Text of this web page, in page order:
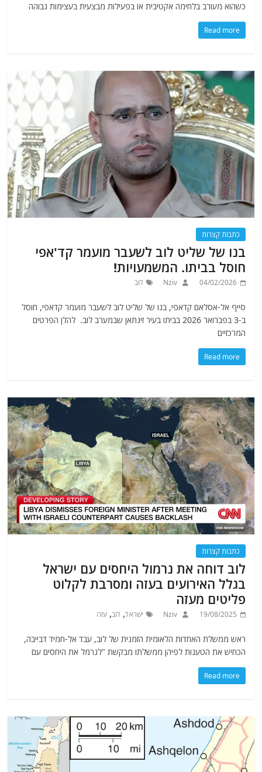
כשהוא מעורב בלחימה אקטיבית או בפעילות מבצעית בעצימות גבוהה
Read more
כתבות קצרות
בנו של שליט לוב לשעבר מועמר קד'אפי
חוסל בביתו. המשמעויות!
04/02/2026
Nziv לוב
סייף אל-אסלאם קדאפי, בנו של שליט לוב לשעבר מועמר קדאפי, חוסל
ב-3 בפברואר 2026 בביתו בעיר זינתאן שבמערב לוב. להלן הפרטים
המרכזיים
Read more
כתבות קצרות
לוב דוחה את נרמול היחסים עם ישראל
בגלל האירועים בעזה ומסרבת לקלוט
פליטים מעזה
19/08/2025
Nziv ישראל, לוב,עזה
ראש ממשלת האחדות הלאומית הזמנית של לוב, עבד אל-חמיד דבייבה,
הכחיש את הטענות לפיהן ממשלתו מבקשת "לנרמל את היחסים עם
Read more